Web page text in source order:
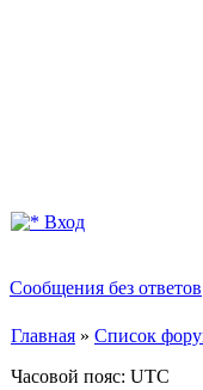
Вход
Сообщения без ответов
Главная » Список
Часовой пояс: UTC